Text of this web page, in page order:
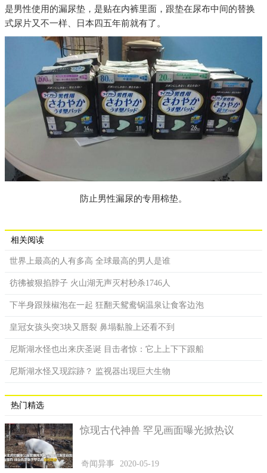
是男性使用的漏尿垫，是贴在内裤里面，跟垫在尿布中间的替换
式尿片又不一样、日本四五年前就有了。
防止男性漏尿的专用棉垫。
相关阅读
世界上最高的人有多高 全球最高的男人是谁
彷彿被狠掐脖子 火山湖无声灭村秒杀1746人
下半身跟辣椒泡在一起 狂翻天鸳鸯锅温泉让食客边泡
皇冠女孩头突3块又唇裂 鼻塌黏脸上还看不到
尼斯湖水怪也出来庆圣诞 目击者惊：它上上下下跟船
尼斯湖水怪又现踪跡？ 监视器出现巨大生物
热门精选
惊现古代神兽 罕见画面曝光掀热议
奇闻异事 2020-05-19